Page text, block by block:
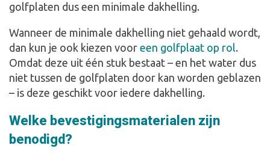
golfplaten dus een minimale dakhelling.
Wanneer de minimale dakhelling niet gehaald wordt,
dan kun je ook kiezen voor een golfplaat op rol.
Omdat deze uit één stuk bestaat – en het water dus
niet tussen de golfplaten door kan worden geblazen
– is deze geschikt voor iedere dakhelling.
Welke bevestigingsmaterialen zijn
benodigd?